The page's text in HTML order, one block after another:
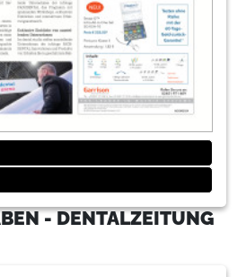
- DENTALZEITUNG